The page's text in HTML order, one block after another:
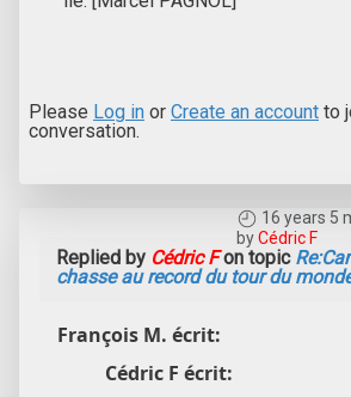
Please Log in or Create an account to
conversation.
16 years 5
byCédric F
Replied by Cédric Fon topic
chasse au record du tour du
François M. écrit:
Cédric F écrit: